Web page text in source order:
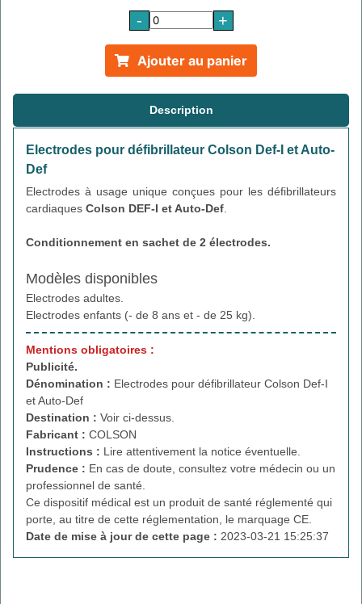
- +
Ajouter au panier
Description
Electrodes pour défibrillateur Colson Def-I et Auto-
Def
Electrodes à usage unique conçues pour les défibrillateurs
cardiaques Colson DEF-I et Auto-Def
Conditionnement en sachet de 2 électrodes.
Modèles disponibles
Electrodes adultes.
Electrodes enfants (- de 8 ans et - de 25 kg).
Mentions obligatoires :
Publicité.
Dénomination : Electrodes pour défibrillateur Colson Def-I
et Auto-Def
Destination : Voir ci-dessus.
Fabricant : COLSON
Instructions : Lire attentivement la notice éventuelle.
Prudence : En cas de doute, consultez votre médecin ou un
professionnel de santé.
Ce dispositif médical est un produit de santé réglementé qui
porte, au titre de cette réglementation, le marquage CE.
Date de mise à jour de cette page : 2023-03-21 15:25:37